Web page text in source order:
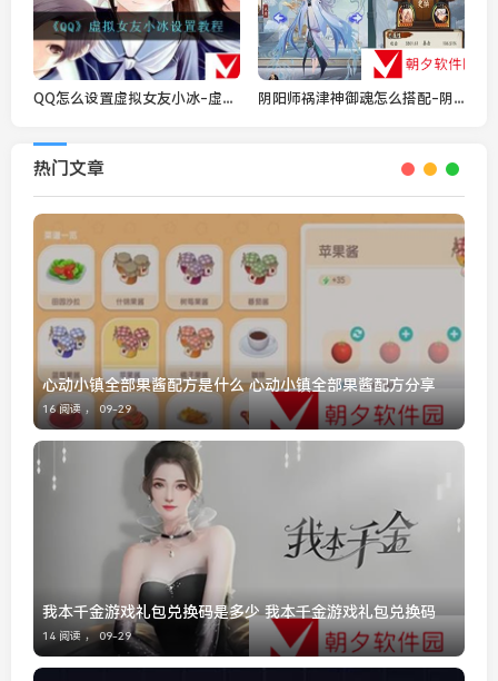
QQ怎么设置虚拟女友小冰-虚拟女友小冰设置教程 阴阳师祸津神御魂怎么搭配-阴阳师祸津神御魂搭配分享
热门文章
心动小镇全部果酱配方是什么 心动小镇全部果酱配方分享
16 阅读 ， 09-29
我本千金游戏礼包兑换码是多少 我本千金游戏礼包兑换码
14 阅读 ， 09-29